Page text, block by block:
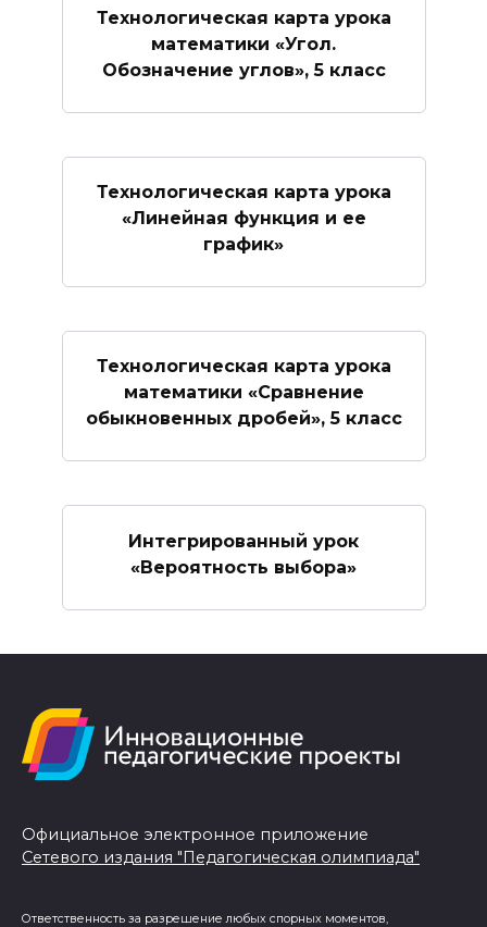
Технологическая карта урока
математики «Угол.
Обозначение углов», 5 класс
Технологическая карта урока
«Линейная функция и ее
график»
Технологическая карта урока
математики «Сравнение
обыкновенных дробей», 5 класс
Интегрированный урок
«Вероятность выбора»
Официальное электронное приложение
Сетевого издания "Педагогическая олимпиада"
Ответственность за разрешение любых спорных моментов,